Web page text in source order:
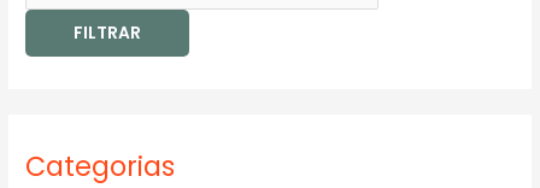
í
n
FILTRAR
Categorias